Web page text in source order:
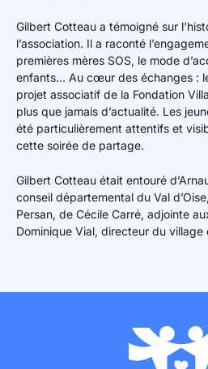
Gilbert Cotteau a témoigné sur
l’association. Il a raconté
premières mères SOS, le mode
enfants… Au cœur des échanges :
projet associatif de la Fondation
plus que jamais d’actualité. Les
été particulièrement attentifs et
cette soirée de partage.
Gilbert Cotteau était entouré
conseil départemental du Val
Persan, de Cécile Carré, adjointe
Dominique Vial, directeur du village